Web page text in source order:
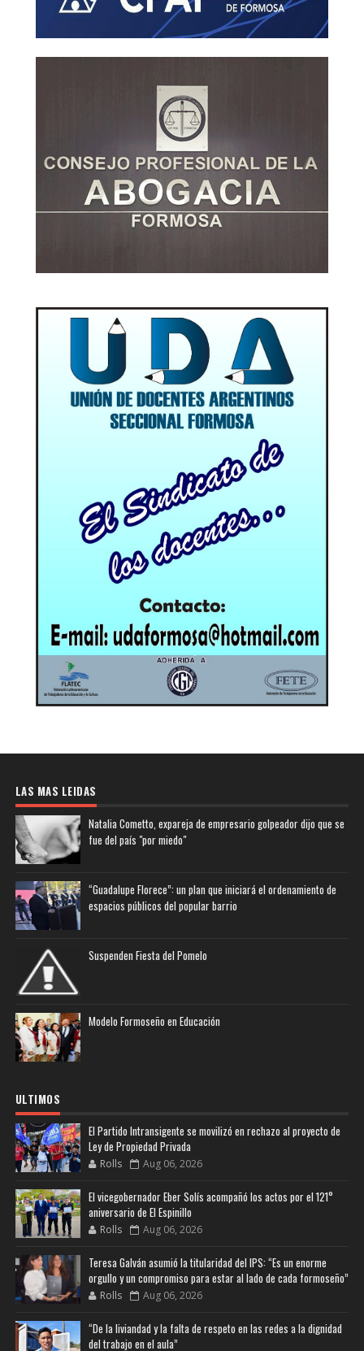
LAS MAS LEIDAS
Natalia Cometto, expareja de empresario golpeador dijo que se
fue del país "por miedo"
“Guadalupe Florece”: un plan que iniciará el ordenamiento de
espacios públicos del popular barrio
Suspenden Fiesta del Pomelo
Modelo Formoseño en Educación
ULTIMOS
El Partido Intransigente se movilizó en rechazo al proyecto de
Ley de Propiedad Privada
Rolls Aug 06, 2026
El vicegobernador Eber Solís acompañó los actos por el 121°
aniversario de El Espinillo
Rolls Aug 06, 2026
Teresa Galván asumió la titularidad del IPS: “Es un enorme
orgullo y un compromiso para estar al lado de cada formoseño”
Rolls Aug 06, 2026
“De la liviandad y la falta de respeto en las redes a la dignidad
del trabajo en el aula”